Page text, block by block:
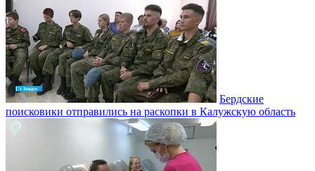
Бердские
поисковики отправились на раскопки в Калужскую область